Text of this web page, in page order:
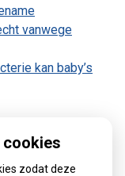
vanwege
kan baby’s
cookies
zodat deze